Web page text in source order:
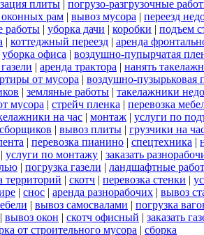
плиты | погрузо-разгрузочные
оконных рам | вывоз мусора | переезд
работы | уборка дачи | коробки | подъем
| коттеджный переезд | аренда
уборка офиса | воздушно-пупырчатая
| аренда трактора | нанять
от мусора | воздушно-пузырьковая
| земляные работы | такелажники
мусора | стрейч пленка | перевозка
на час | монтаж | услуги по
| вывоз плиты | грузчики на
| перевозка пианино | спецтехника |
| услуги по монтажу | заказать
| погрузка газели | ландшафтные
территорий | скотч | перевозка стенки |
| снос | аренда разнорабочих | вывоз
| вывоз самосвалами | погрузка
| вывоз окон | скотч офисный | заказать
от строительного мусора | сборка